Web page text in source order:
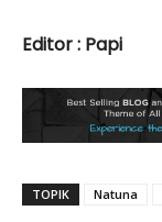
Editor : Papi
TOPIK Natuna